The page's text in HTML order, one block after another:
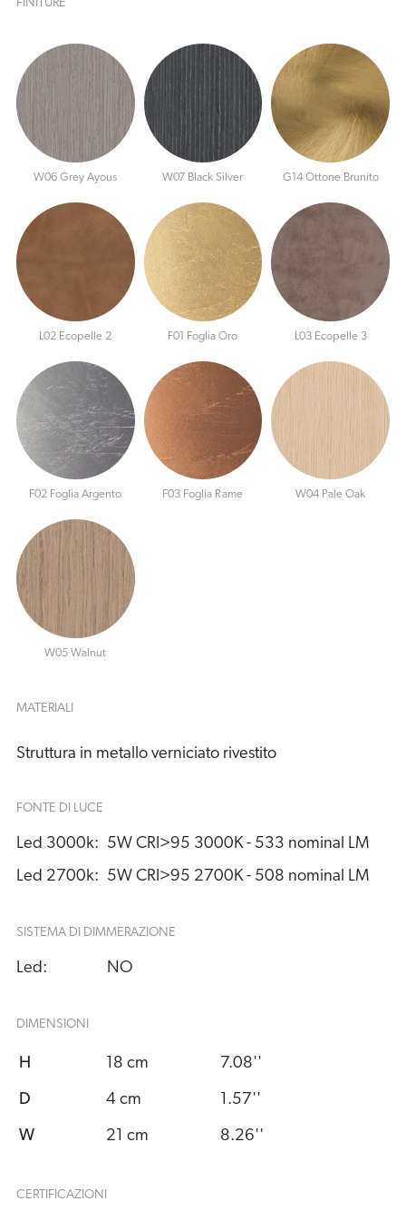
FINITURE
W06 Grey Ayous W07 Black Silver G14 Ottone Brunito
L02 Ecopelle 2 F01 Foglia Oro L03 Ecopelle 3
F02 Foglia Argento F03 Foglia Rame W04 Pale Oak
W05 Walnut
MATERIALI
Struttura in metallo verniciato rivestito
FONTE DI LUCE
Led 3000k: 5W CRI>95 3000K - 533 nominal LM
Led 2700k: 5W CRI>95 2700K - 508 nominal LM
SISTEMA DI DIMMERAZIONE
Led: NO
DIMENSIONI
H 18 cm 7.08''
D 4 cm 1.57''
W 21 cm 8.26''
CERTIFICAZIONI